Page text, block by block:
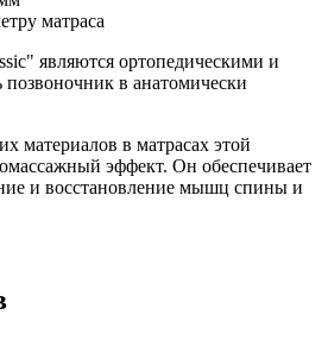
матраса
являются ортопедическими и
в анатомически
материалов в матрасах этой
эффект. Он обеспечивает
и восстановление мышц спины и